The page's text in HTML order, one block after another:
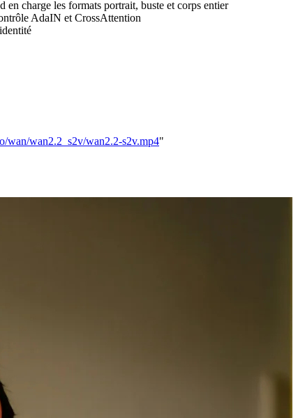
en charge les formats portrait, buste et corps entier
AdaIN et CrossAttention
wan/wan2.2_s2v/wan2.2-s2v.mp4"